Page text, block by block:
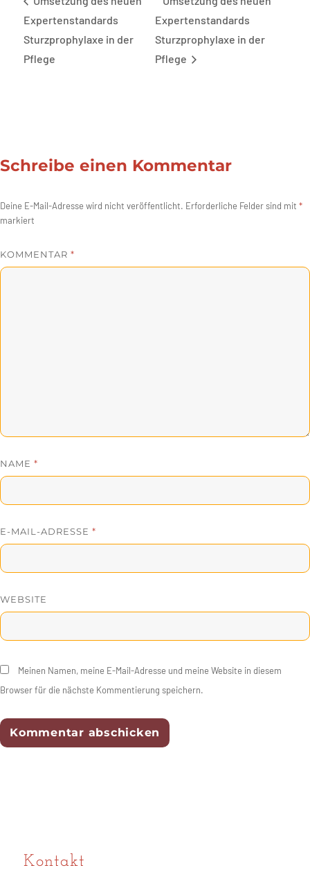
Expertenstandards
Sturzprophylaxe in der
Pflege
Expertenstandards
Sturzprophylaxe in der
Pflege
Schreibe einen Kommentar
Deine E-Mail-Adresse wird nicht veröffentlicht. Erforderliche Felder sind mit *
markiert
KOMMENTAR *
NAME *
E-MAIL-ADRESSE *
WEBSITE
Meinen Namen, meine E-Mail-Adresse und meine Website in diesem
Browser für die nächste Kommentierung speichern.
Kontakt